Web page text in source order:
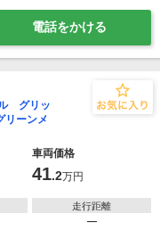
電話をかける
グリッ
リーンメ
車両価格
41.2万円
走行距離
―